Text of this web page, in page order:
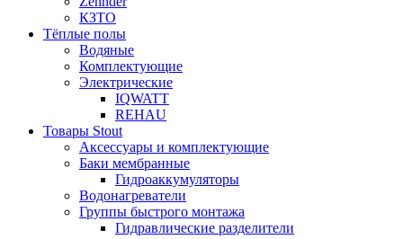
КЗТО
Тёплые полы
Водяные
Комплектующие
Электрические
IQWATT
REHAU
Товары Stout
Аксессуары и комплектующие
Баки мембранные
Гидроаккумуляторы
Водонагреватели
Группы быстрого монтажа
Гидравлические разделители